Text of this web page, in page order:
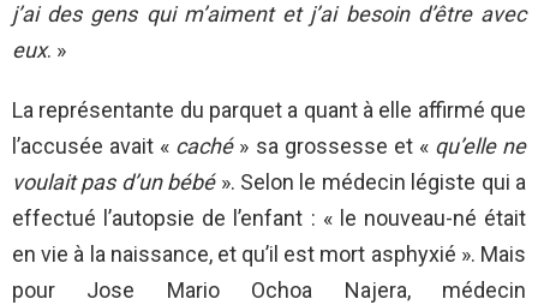
j’ai des gens qui m’aiment et j’ai besoin d’être avec
eux. »
La représentante du parquet a quant à elle affirmé que
l’accusée avait « caché» sa grossesse et « qu’elle ne
voulait pas d’un bébé». Selon le médecin légiste qui a
effectué l’autopsie de l’enfant : « le nouveau-né était
en vie à la naissance, et qu’il est mort asphyxié ». Mais
pour Jose Mario Ochoa Najera, médecin